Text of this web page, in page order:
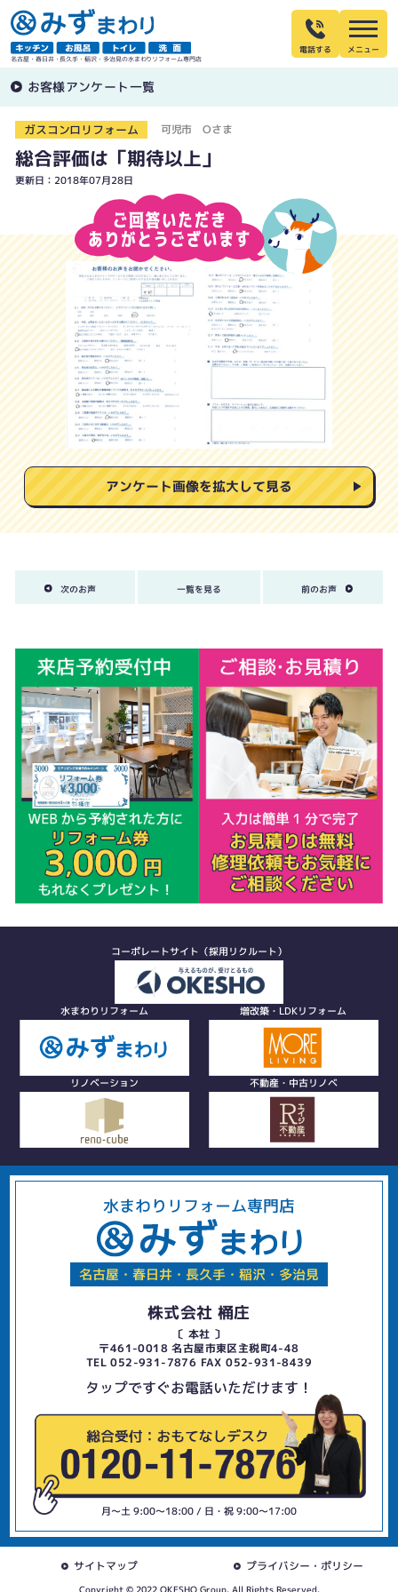
名古屋・春日井・長久手・稲沢・多治見の水まわりリフォーム専門店
電話する
お客様アンケート一覧
ガスコンロリフォーム 可児市 Oさま
総合評価は「期待以上」
更新日：2018年07月28日
アンケート画像を拡大して見る
次のお声 一覧を見る 前のお声
コーポレートサイト（採用リクルート）
水まわりリフォーム 増改築・LDKリフォーム
リノベーション 不動産・中古リノベ
水まわりリフォーム専門店
名古屋・春日井・長久手・稲沢・多治見
株式会社 桶庄
〔 本社 〕
〒461-0018 名古屋市東区主税町4-48
TEL 052-931-7876 FAX 052-931-8439
タップですぐお電話いただけます！
月〜土 9:00〜18:00 / 日・祝 9:00〜17:00
サイトマップ プライバシー・ポリシー
Copyright © 2022 OKESHO Group. All Rights Reserved.